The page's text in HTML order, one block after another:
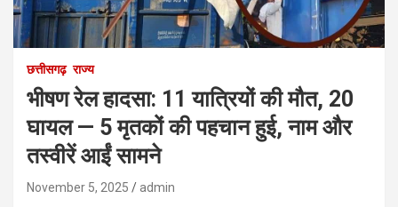
छत्तीसगढ़ राज्य
भीषण रेल हादसा: 11 यात्रियों की मौत, 20
घायल — 5 मृतकों की पहचान हुई, नाम और
तस्वीरें आईं सामने
November 5, 2025 admin